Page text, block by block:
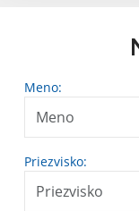
Meno:
Priezvisko: